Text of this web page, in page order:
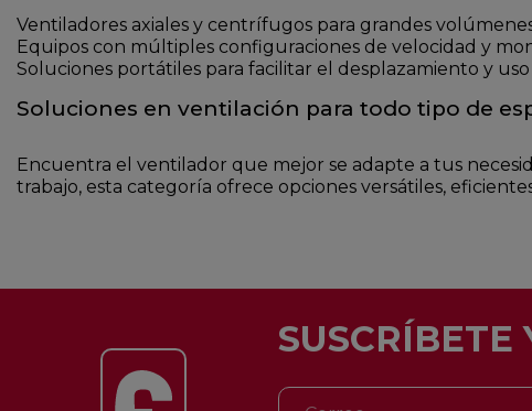
Ventiladores axiales y centrífugos para grandes
Equipos con múltiples configuraciones de velocidad y
Soluciones portátiles para facilitar el desplazamiento y uso
Soluciones en ventilación para todo tipo de
Encuentra el ventilador que mejor se adapte a tus
trabajo, esta categoría ofrece opciones versátiles,
SUSCRÍBETE